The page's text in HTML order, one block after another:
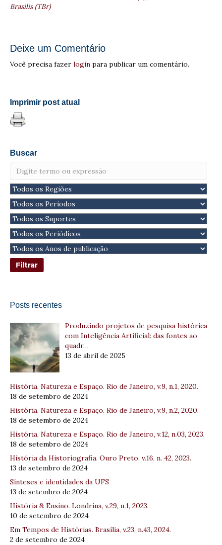
Brasilis (TBr)
Deixe um Comentário
Você precisa fazer login para publicar um comentário.
Imprimir post atual
Buscar
Posts recentes
Produzindo projetos de pesquisa histórica
com Inteligência Artificial: das fontes ao
quadr…
13 de abril de 2025
História, Natureza e Espaço. Rio de Janeiro, v.9, n.1, 2020.
18 de setembro de 2024
História, Natureza e Espaço. Rio de Janeiro, v.9, n.2, 2020.
18 de setembro de 2024
História, Natureza e Espaço. Rio de Janeiro, v.12, n.03, 2023.
18 de setembro de 2024
História da Historiografia. Ouro Preto, v.16, n. 42, 2023.
13 de setembro de 2024
Sínteses e identidades da UFS
13 de setembro de 2024
História & Ensino. Londrina, v.29, n.1, 2023.
10 de setembro de 2024
Em Tempos de Histórias. Brasília, v.23, n.43, 2024.
2 de setembro de 2024